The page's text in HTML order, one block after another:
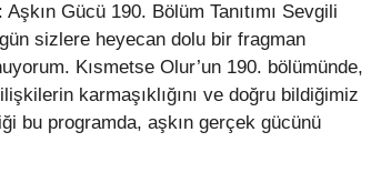
Gücü 190. Bölüm Tanıtımı Sevgili
sizlere heyecan dolu bir fragman
Kısmetse Olur’un 190. bölümünde,
karmaşıklığını ve doğru bildiğimiz
bu programda, aşkın gerçek gücünü